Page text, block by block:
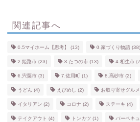
関連記事へ
0.5マイホーム【思考】 (13) 0.家づくり物語 (38)
2.姫路市 (23) 3.たつの市 (13) 4.相生市
6.宍粟市 (3) 7.佐用町 (1) 8.高砂市 (2)
うどん (4) えびめし (2) お取り寄せグルメ
イタリアン (2) コロナ (2) ステーキ (4)
テイクアウト (4) トンカツ (1) バーベキ